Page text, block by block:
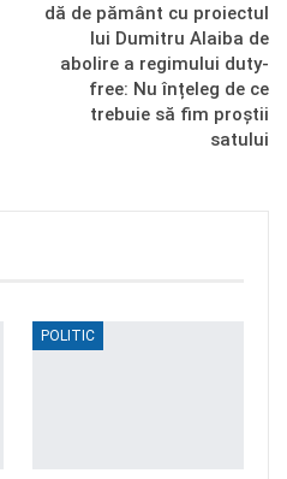
dă de pământ cu proiectul
lui Dumitru Alaiba de
abolire a regimului duty-
free: Nu înțeleg de ce
trebuie să fim proștii
satului
POLITIC